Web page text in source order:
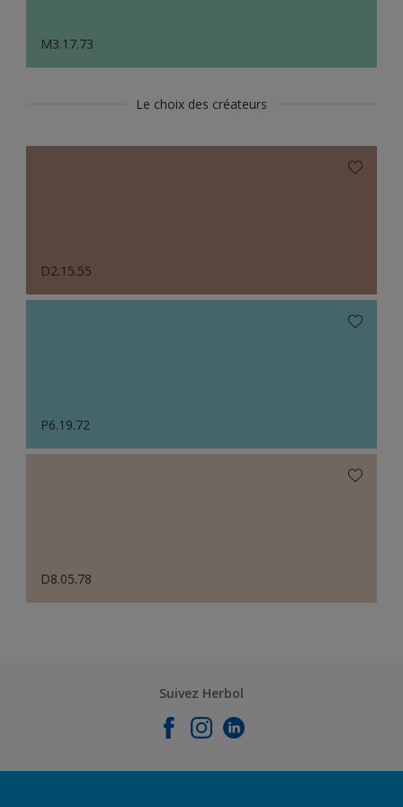
M3.17.73
Le choix des créateurs
D2.15.55
P6.19.72
D8.05.78
Suivez Herbol